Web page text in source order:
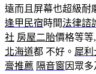
遠而且屏幕也超級耐
逢甲民宿時間法律諮
社 房屋二胎價格等等
北海道都 不好。 犀利
膏推薦 隔音窗 因眾